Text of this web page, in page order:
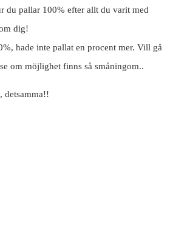
du pallar 100% efter allt du varit med
dig!
hade inte pallat en procent mer. Vill gå
om möjlighet finns så småningom..
detsamma!!